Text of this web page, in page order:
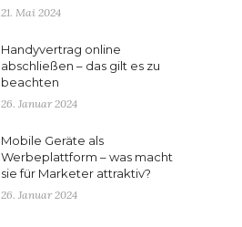
21. Mai 2024
Handyvertrag online
abschließen – das gilt es zu
beachten
26. Januar 2024
Mobile Geräte als
Werbeplattform – was macht
sie für Marketer attraktiv?
26. Januar 2024